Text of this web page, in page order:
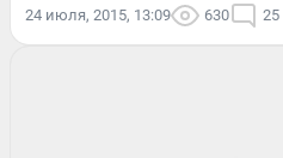
24 июля, 2015, 13:09 630 25